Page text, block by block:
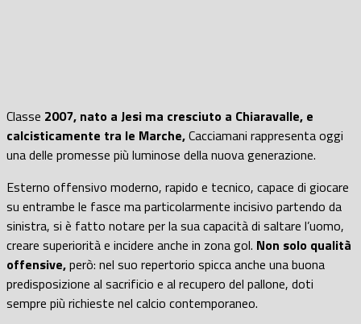
Classe 2007, nato a Jesi ma cresciuto a Chiaravalle, e
calcisticamente tra le Marche,Cacciamani rappresenta oggi
una delle promesse più luminose della nuova generazione.
Esterno offensivo moderno, rapido e tecnico, capace di giocare
su entrambe le fasce ma particolarmente incisivo partendo da
sinistra, si è fatto notare per la sua capacità di saltare l’uomo,
creare superiorità e incidere anche in zona gol. Non solo qualità
offensive,però: nel suo repertorio spicca anche una buona
predisposizione al sacrificio e al recupero del pallone, doti
sempre più richieste nel calcio contemporaneo.